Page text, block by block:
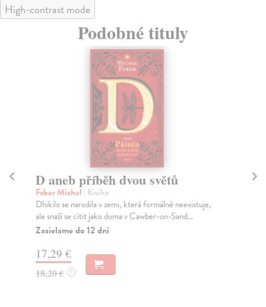
High-contrast mode
Podobné tituly
Druhá nadace
Asimov Isaac | Kniha
Konání jednotlivé lidské bytosti je něčím
nepředvídatelným - reakce lidských davů je však
možné podr...
16,78 €